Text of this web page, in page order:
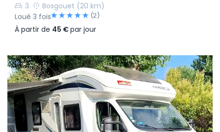
3
Bosgouet (20 km)
Loué 3 fois
(2)
À partir de 45 €par jour